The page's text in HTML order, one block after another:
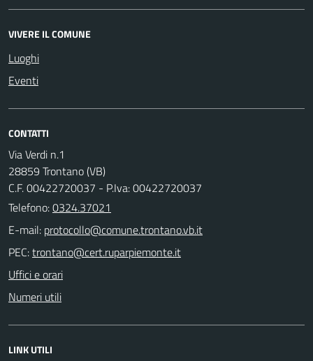
VIVERE IL COMUNE
Luoghi
Eventi
CONTATTI
Via Verdi n.1
28859 Trontano (VB)
C.F. 00422720037 - P.Iva: 00422720037
Telefono:0324.37021
E-mail:
PEC:
Uffici e orari
Numeri utili
LINK UTILI